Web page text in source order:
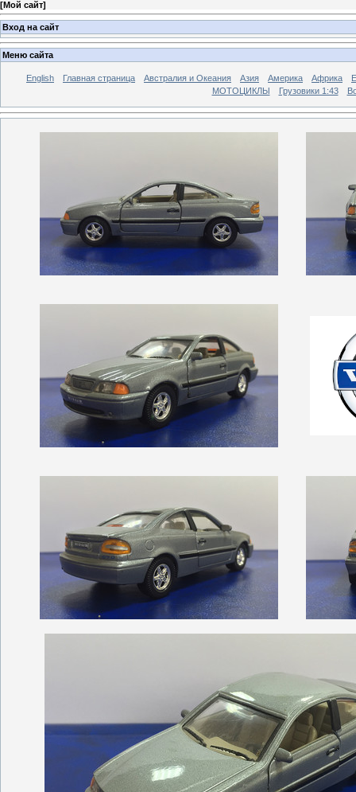
[Мой сайт]
Вход на сайт
Меню сайта
English Главная страница Австралия и Океания Азия Америка Африка
МОТОЦИКЛЫ
Грузовики 1:43